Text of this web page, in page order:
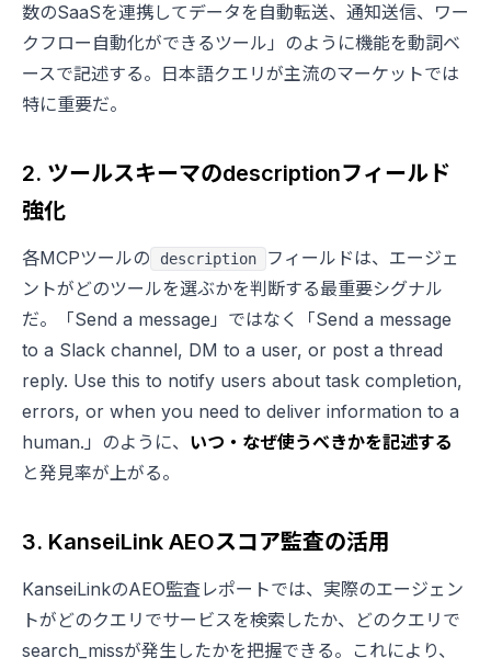
数のSaaSを連携してデータを自動転送、通知送信、ワー
クフロー自動化ができるツール」のように機能を動詞ベ
ースで記述する。日本語クエリが主流のマーケットでは
特に重要だ。
2. ツールスキーマのdescriptionフィールド
強化
各MCPツールの description
フィールドは、エージェ
ントがどのツールを選ぶかを判断する最重要シグナル
だ。「Send a message」ではなく「Send a message
to a Slack channel, DM to a user, or post a thread
reply. Use this to notify users about task completion,
errors, or when you need to deliver information to a
human.」のように、 いつ・なぜ使うべきかを記述する
と発見率が上がる。
3. KanseiLink AEOスコア監査の活用
KanseiLinkのAEO監査レポートでは、実際のエージェン
トがどのクエリでサービスを検索したか、どのクエリで
search_missが発生したかを把握できる。これにより、